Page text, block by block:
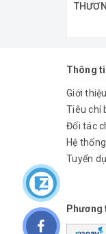
Thông
Giới
Tiêu chí
Đối tác
Hệ
Tuyển
Phương